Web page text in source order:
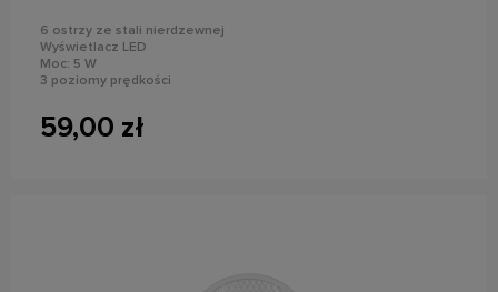
6 ostrzy ze stali nierdzewnej
Wyświetlacz LED
Moc: 5 W
3 poziomy prędkości
Czas pracy: do 3,5 godz.
59,00 zł